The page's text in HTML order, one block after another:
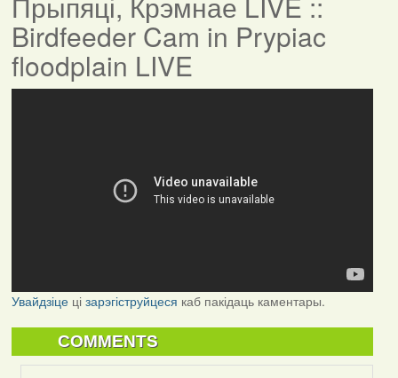
Birdfeeder Cam in Prypiac
floodplain LIVE
Увайдзіцеці зарэгіструйцеся каб пакідаць каментары.
COMMENTS